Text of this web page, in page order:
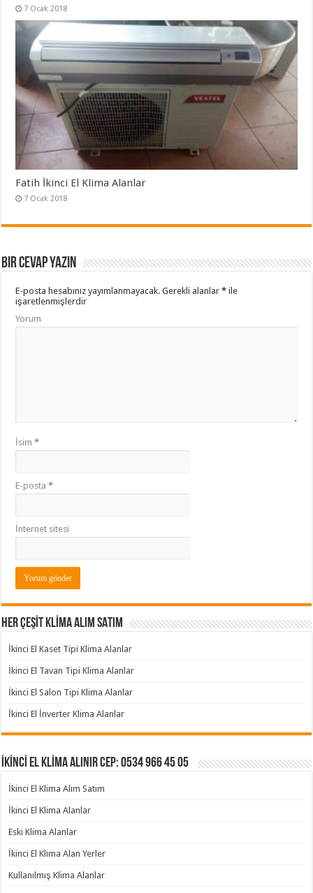
7 Ocak 2018
Fatih İkinci El Klima Alanlar
7 Ocak 2018
Bir cevap yazın
E-posta hesabınız yayımlanmayacak. Gerekli alanlar* ile
işaretlenmişlerdir
Yorum
İsim*
E-posta*
İnternet sitesi
HER ÇEŞİT KLİMA ALIM SATIM
İkinci El Kaset Tipi Klima Alanlar
İkinci El Tavan Tipi Klima Alanlar
İkinci El Salon Tipi Klima Alanlar
İkinci El İnverter Klima Alanlar
İKİNCİ EL KLİMA ALINIR Cep: 0534 966 45 05
İkinci El Klima Alım Satım
İkinci El Klima Alanlar
Eski Klima Alanlar
İkinci El Klima Alan Yerler
Kullanılmış Klima Alanlar